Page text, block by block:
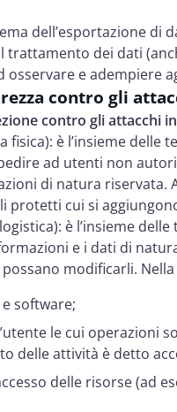
dell’esportazione di
dei dati
osservare e adempiere
contro gli
contro gli attacchi
fisica): è l’insieme
ad utenti non
di natura riservata.
protetti cui si
è l’insieme
e i dati di
modificarli.
software;
le cui operazioni
delle attività è detto
delle risorse (ad